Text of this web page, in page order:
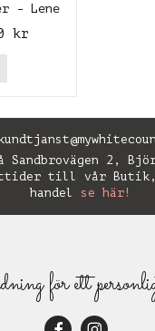
- Lene
kr
Sandbrovägen 2,
till vår Butik,
handel se här!
för ett